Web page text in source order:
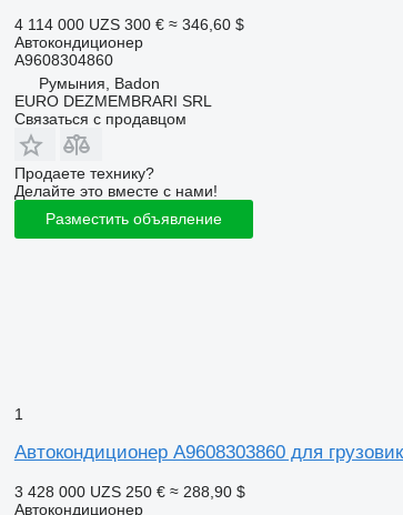
4 114 000 UZS 300 € ≈ 346,60 $
Автокондиционер
A9608304860
Румыния, Badon
EURO DEZMEMBRARI SRL
Связаться с продавцом
Продаете технику?
Делайте это вместе с нами!
Разместить объявление
1
Автокондиционер A9608303860 для
3 428 000 UZS 250 € ≈ 288,90 $
Автокондиционер